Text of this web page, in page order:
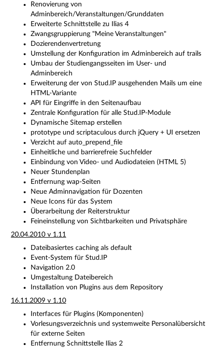
Renovierung von
Adminbereich/Veranstaltungen/Grunddaten
Erweiterte Schnittstelle zu Ilias 4
Zwangsgruppierung "Meine Veranstaltungen"
Dozierendenvertretung
Umstellung der Konfiguration im Adminbereich auf trails
Umbau der Studiengangsseiten im User- und
Adminbereich
Erweiterung der von Stud.IP ausgehenden Mails um eine
HTML-Variante
API für Eingriffe in den Seitenaufbau
Zentrale Konfiguration für alle Stud.IP-Module
Dynamische Sitemap erstellen
prototype und scriptaculous durch jQuery + UI ersetzen
Verzicht auf auto_prepend_file
Einheitliche und barrierefreie Suchfelder
Einbindung von Video- und Audiodateien (HTML 5)
Neuer Stundenplan
Entfernung wap-Seiten
Neue Adminnavigation für Dozenten
Neue Icons für das System
Überarbeitung der Reiterstruktur
Feineinstellung von Sichtbarkeiten und Privatsphäre
20.04.2010 v 1.11
Dateibasiertes caching als default
Event-System für Stud.IP
Navigation 2.0
Umgestaltung Dateibereich
Installation von Plugins aus dem Repository
16.11.2009 v 1.10
Interfaces für Plugins (Komponenten)
Vorlesungsverzeichnis und systemweite Personalübersicht
für externe Seiten
Entfernung Schnittstelle Ilias 2